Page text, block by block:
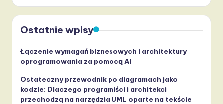
Ostatnie wpisy
Łączenie wymagań biznesowych i architektury
oprogramowania za pomocą AI
Ostateczny przewodnik po diagramach jako
kodzie: Dlaczego programiści i architekci
przechodzą na narzędzia UML oparte na tekście